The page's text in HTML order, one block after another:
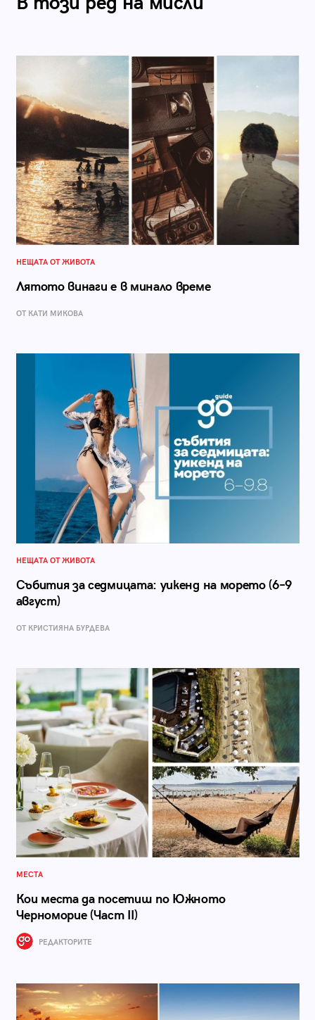
НЕЩАТА ОТ ЖИВОТА
Лятото винаги е в минало време
ОТ КАТИ МИКОВА
НЕЩАТА ОТ ЖИВОТА
Събития за седмицата: уикенд на морето (6–9
август)
ОТ КРИСТИЯНА БУРДЕВА
МЕСТА
Кои места да посетиш по Южното
Черноморие (Част II)
РЕДАКТОРИТЕ